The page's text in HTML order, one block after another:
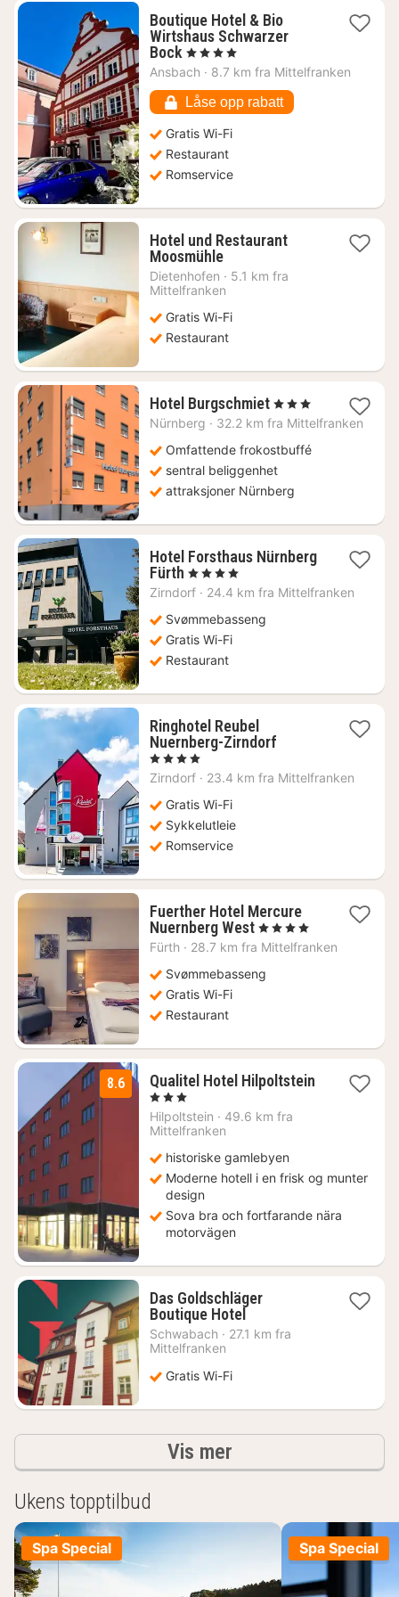
Boutique Hotel & Bio
Wirtshaus Schwarzer
Bock 1
natt
1416
kr.
, 4 Stjerner
Ansbach · 8.7 km fra Mittelfranken
Låse opp rabatt
Gratis Wi-Fi
Restaurant
Romservice
Hotel und Restaurant
Moosmühle1
natt
fra
kr.
Dietenhofen · 5.1 km fra
Mittelfranken
Gratis Wi-Fi
Restaurant
Hotel Burgschmiet1
natt
1090
kr.
, 3 Stjerner
Nürnberg · 32.2 km fra Mittelfranken
Omfattende frokostbuffé
sentral beliggenhet
attraksjoner Nürnberg
Hotel Forsthaus Nürnberg
Fürth 1
natt
1032
kr.
, 4 Stjerner
Zirndorf · 24.4 km fra Mittelfranken
Svømmebasseng
Gratis Wi-Fi
Restaurant
Ringhotel Reubel
Nuernberg-Zirndorf1
fra
, 4 Stjerner
Zirndorf · 23.4 km fra Mittelfranken
Gratis Wi-Fi
Sykkelutleie
Romservice
Fuerther Hotel Mercure
Nuernberg West1
natt
732
, 4 Stjerner
Fürth · 28.7 km fra Mittelfranken
Svømmebasseng
Gratis Wi-Fi
Restaurant
8.6
Qualitel Hotel Hilpoltstein
1
natt
fra
kr.
, 3 Stjerner
Hilpoltstein · 49.6 km fra
Mittelfranken
historiske gamlebyen
Moderne hotell i en frisk og munter
design
Sova bra och fortfarande nära
motorvägen
Das Goldschläger
Boutique Hotel1
natt
Schwabach · 27.1 km fra
Mittelfranken
Gratis Wi-Fi
Vis merResultater
Ukens topptilbud
Spa Special Spa Special